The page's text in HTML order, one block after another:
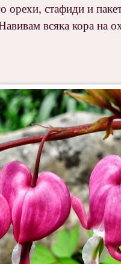
орехи, стафиди и
всяка кора на